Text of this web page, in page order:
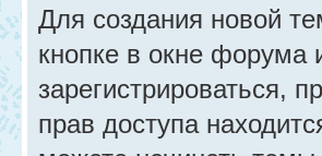
Для создания новой
кнопке в окне
зарегистрироваться,
прав доступа